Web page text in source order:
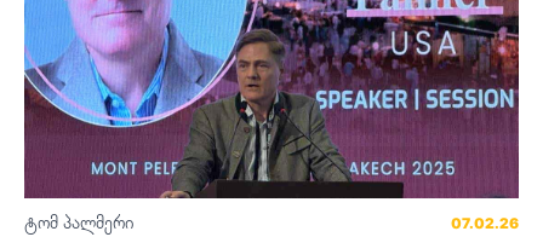
ტომ პალმერი 07.02.26